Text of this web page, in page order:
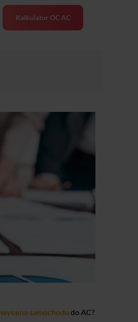
Kalkulator OC AC
wycena samochodu do AC?